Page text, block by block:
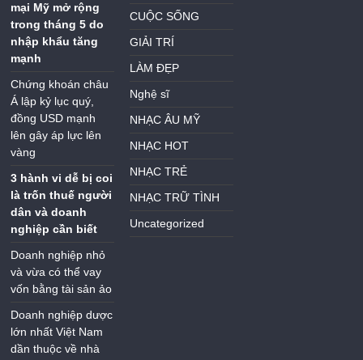
mại Mỹ mở rộng
trong tháng 5 do
nhập khẩu tăng
mạnh
Chứng khoán châu
Á lập kỷ lục quý,
đồng USD mạnh
lên gây áp lực lên
vàng
3 hành vi dễ bị coi
là trốn thuế người
dân và doanh
nghiệp cần biết
Doanh nghiệp nhỏ
và vừa có thể vay
vốn bằng tài sản ảo
Doanh nghiệp dược
lớn nhất Việt Nam
dần thuộc về nhà
CUỘC SỐNG
GIẢI TRÍ
LÀM ĐẸP
Nghệ sĩ
NHẠC ÂU MỸ
NHẠC HOT
NHẠC TRẺ
NHẠC TRỮ TÌNH
Uncategorized